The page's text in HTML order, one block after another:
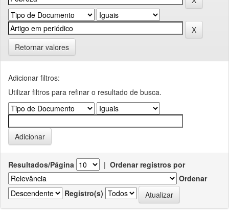
Retornar valores
Adicionar filtros:
Utilizar filtros para refinar o resultado de busca.
Resultados/Página | Ordenar registros por
Ordenar
Registro(s)